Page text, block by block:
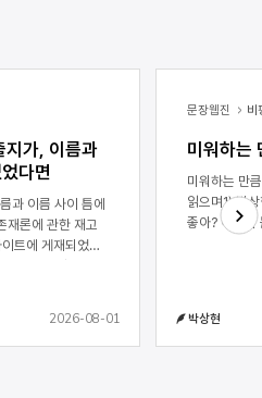
지가, 이름과
다면
과 이름 사이 틈에
위의 본성에
to Jacques
2)로 결정하는
2026-08-01
문장웹진 비
미워하는
미워하는 만큼 사랑하기 - 예
읽으며1) 박상현 1. 사랑할 수밖에 걔가 뭐가 그렇게
좋아? 여사가
곳이라고 분
이야기해보
박상현